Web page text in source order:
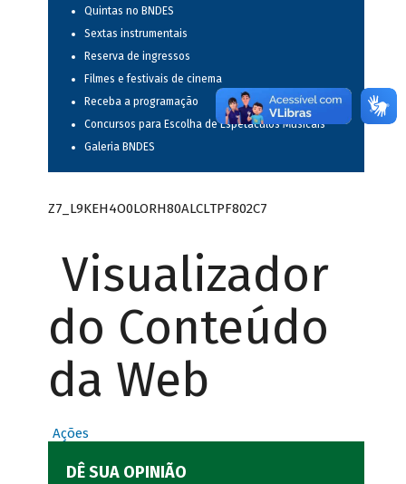
Quintas no BNDES
Sextas instrumentais
Reserva de ingressos
Filmes e festivais de cinema
Receba a programação
Concursos para Escolha de Espetáculos Musicais
Galeria BNDES
Z7_L9KEH4O0LORH80ALCLTPF802C7
Visualizador
do Conteúdo
da Web
Ações
DÊ SUA OPINIÃO